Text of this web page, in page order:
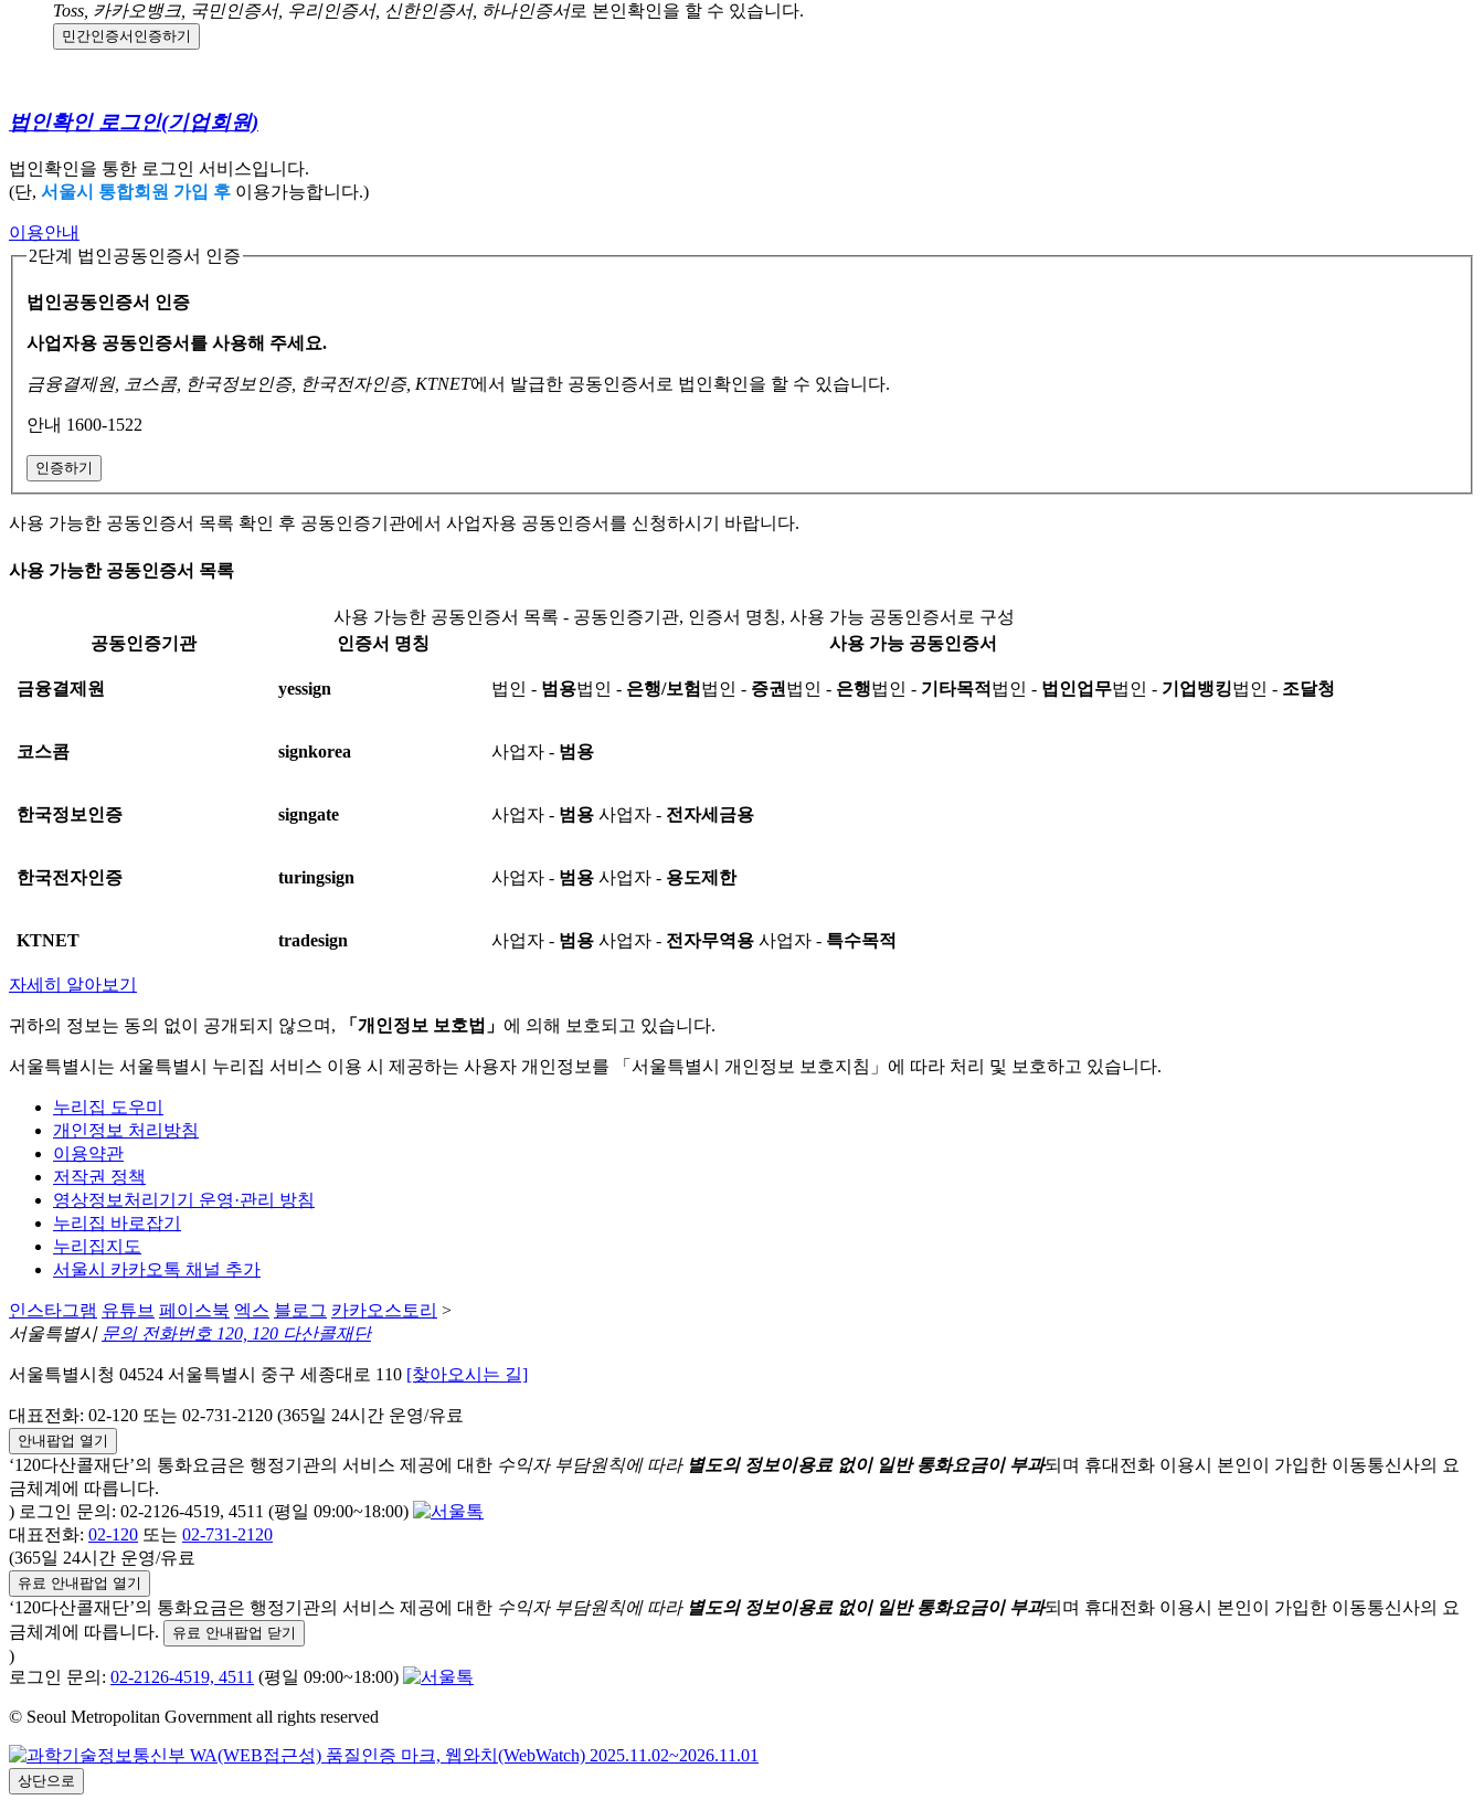
Toss, 카카오뱅크, 국민인증서, 우리인증서, 신한인증서, 하나인증서로 본인확인을 할 수 있습니다.
민간인증서 인증하기
법인확인 로그인(기업회원)
법인확인을 통한 로그인 서비스입니다.
(단, 서울시 통합회원 가입 후 이용가능합니다.)
이용안내
2단계 법인공동인증서 인증
법인공동인증서 인증
사업자용 공동인증서를 사용해 주세요.
금융결제원, 코스콤, 한국정보인증, 한국전자인증, KTNET에서 발급한 공동인증서로 법인확인을 할 수 있습니다.
안내 1600-1522
인증하기
사용 가능한 공동인증서 목록 확인 후 공동인증기관에서 사업자용 공동인증서를 신청하시기 바랍니다.
사용 가능한 공동인증서 목록
사용 가능한 공동인증서 목록 - 공동인증기관, 인증서 명칭, 사용 가능 공동인증서로 구성
공동인증기관
인증서 명칭 사용 가능 공동인증서
금융결제원 yessign 법인 - 범용법인 - 은행/보험 법인 - 증권 법인 - 은행법인 - 기타목적 법인 - 법인업무법인 - 기업뱅킹법인 - 조달청
코스콤 signkorea 사업자 - 범용
한국정보인증 signgate 사업자 - 범용 사업자 - 전자세금용
한국전자인증 turingsign 사업자 - 범용 사업자 - 용도제한
KTNET tradesign 사업자 - 범용 사업자 - 전자무역용 사업자 - 특수목적
자세히 알아보기
귀하의 정보는 동의 없이 공개되지 않으며, 「개인정보 보호법」 에 의해 보호되고 있습니다.
서울특별시는 서울특별시 누리집 서비스 이용 시 제공하는 사용자 개인정보를 「서울특별시 개인정보 보호지침」에 따라 처리 및 보호하고 있습니다.
누리집 도우미
개인정보 처리방침
이용약관
저작권 정책
영상정보처리기기 운영·관리 방침
누리집 바로잡기
누리집지도
서울시 카카오톡 채널 추가
인스타그램 유튜브 페이스북 엑스 블로그 카카오스토리 >
서울특별시 문의 전화번호 120, 120 다산콜재단
서울특별시청 04524 서울특별시 중구 세종대로 110 [찾아오시는 길]
대표전화: 02-120 또는 02-731-2120 (365일 24시간 운영/유료
안내팝업 열기
‘120다산콜재단’의 통화요금은 행정기관의 서비스 제공에 대한 수익자 부담원칙에 따라 별도의 정보이용료 없이 일반 통화요금이 부과되며 휴대전화 이용시 본인이 가입한 이동통신사의 요
금체계에 따릅니다.
) 로그인 문의: 02-2126-4519, 4511 (평일 09:00~18:00)
대표전화: 02-120 또는 02-731-2120
(365일 24시간 운영/유료
유료 안내팝업 열기
‘120다산콜재단’의 통화요금은 행정기관의 서비스 제공에 대한 수익자 부담원칙에 따라 별도의 정보이용료 없이 일반 통화요금이 부과되며 휴대전화 이용시 본인이 가입한 이동통신사의 요
금체계에 따릅니다.
유료 안내팝업 닫기
)
로그인 문의: 02-2126-4519, 4511 (평일 09:00~18:00)
© Seoul Metropolitan Government all rights reserved
상단으로